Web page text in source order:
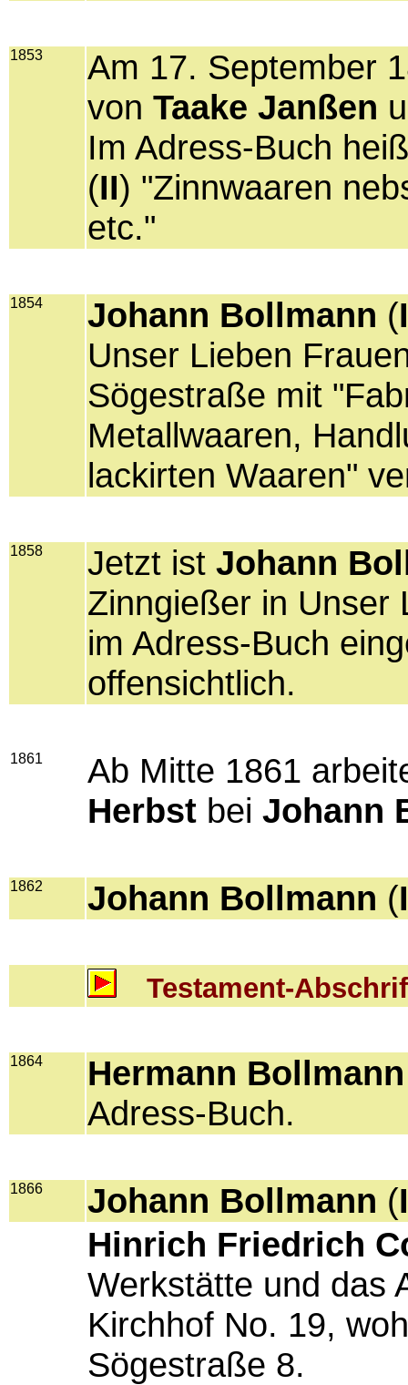
1853
Am 17. September
von Taake Janßen
Im Adress-Buch
(II) "Zinnwaaren
etc."
1854 Johann Bollmann (
Unser Lieben
Sögestraße mit
Metallwaaren,
lackirten Waaren"
1858 Jetzt ist Johann
Zinngießer in Unser
im Adress-Buch
offensichtlich.
1861
Ab Mitte 1861
Herbst bei Johann
1862 Johann Bollmann (
Testament-
1864 Hermann Bollmann
Adress-Buch.
1866 Johann Bollmann (
Hinrich Friedrich
Werkstätte und das
Kirchhof No. 19,
Sögestraße 8.